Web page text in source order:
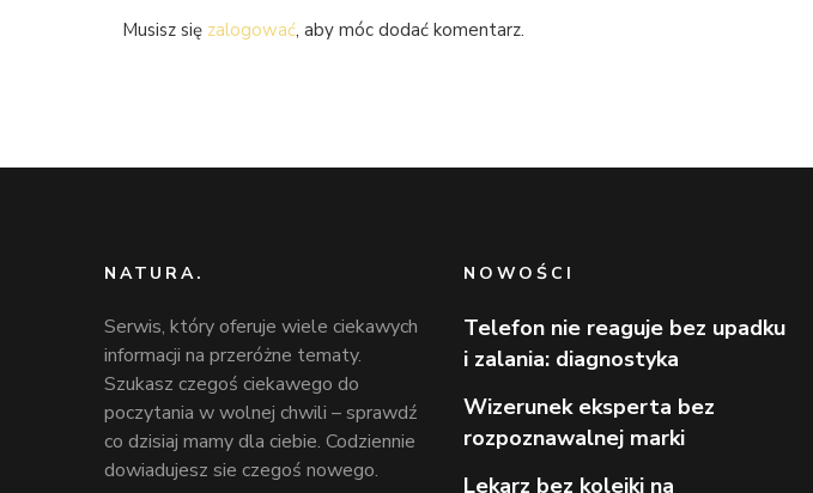
Musisz się zalogować, aby móc dodać komentarz.
NATURA.
Serwis, który oferuje wiele ciekawych
informacji na przeróżne tematy.
Szukasz czegoś ciekawego do
poczytania w wolnej chwili – sprawdź
co dzisiaj mamy dla ciebie. Codziennie
dowiadujesz sie czegoś nowego.
NOWOŚCI
Telefon nie reaguje bez upadku
i zalania: diagnostyka
Wizerunek eksperta bez
rozpoznawalnej marki
Lekarz bez kolejki na